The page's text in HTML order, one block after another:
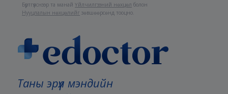
Таны эрүүл мэндийн
Бүртгүүлснээр та манайҮйлчилгээний нөхцөл болон
Нууцлалын нөхцөлийг зөвшөөрсөнд тооцно.